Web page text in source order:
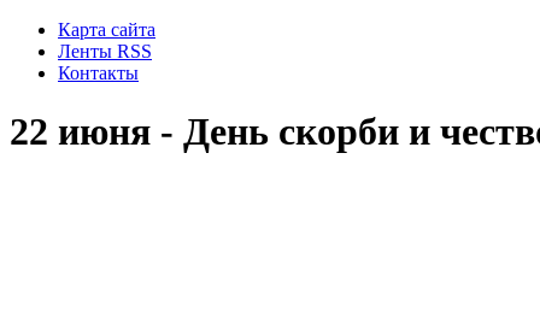
Карта сайта
Ленты RSS
Контакты
22 июня - День скорби и